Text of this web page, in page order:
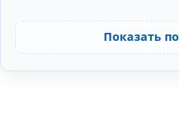
Показать